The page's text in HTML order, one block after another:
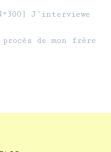
J’interviewe
procès de mon frère